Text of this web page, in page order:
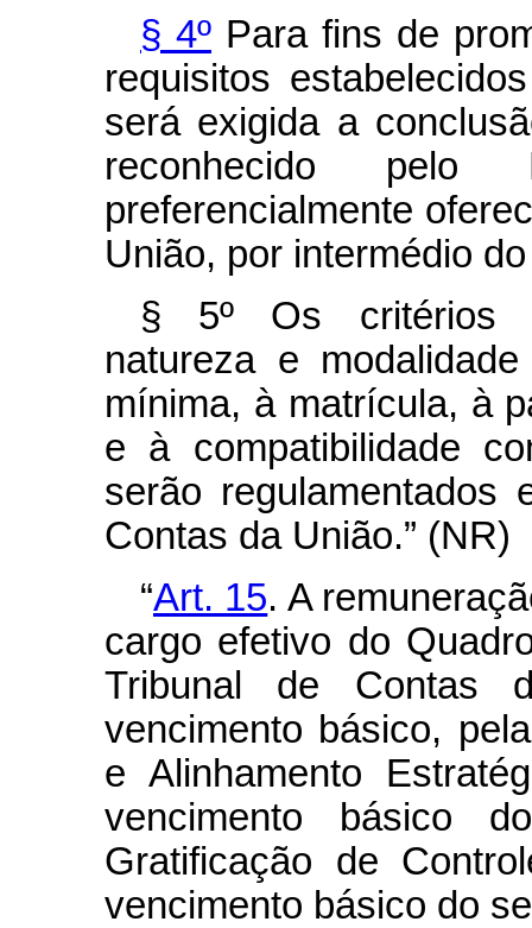
§ 4º Para fins de
requisitos
será exigida a
reconhecido pelo
preferencialmente
União, por intermédio
§ 5º Os critérios
natureza e
mínima, à matrícula, à
e à compatibilidade
serão regulamentados
Contas da União.” (NR)
“Art. 15. A
cargo efetivo do
Tribunal de Contas
vencimento básico,
e Alinhamento
vencimento básico
Gratificação de
vencimento básico do